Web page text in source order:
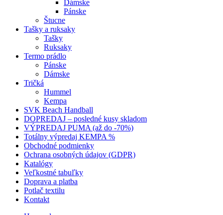
Dámske
Pánske
Štucne
Tašky a ruksaky
Tašky
Ruksaky
Termo prádlo
Pánske
Dámske
Tričká
Hummel
Kempa
SVK Beach Handball
DOPREDAJ – posledné kusy skladom
VÝPREDAJ PUMA (až do -70%)
Totálny výpredaj KEMPA %
Obchodné podmienky
Ochrana osobných údajov (GDPR)
Katalógy
Veľkostné tabuľky
Doprava a platba
Potlač textilu
Kontakt